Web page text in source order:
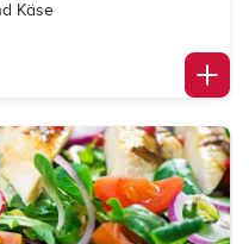
Käse